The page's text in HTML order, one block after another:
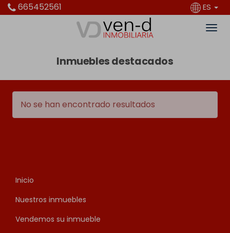
665452561 ES
Inmuebles destacados
No se han encontrado resultados
Inicio
Nuestros inmuebles
Vendemos su inmueble